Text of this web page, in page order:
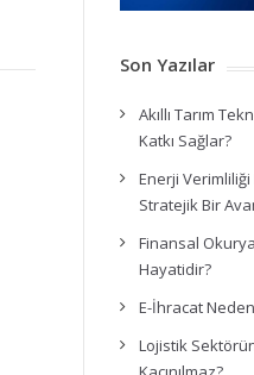
Son Yazılar
Akıllı Tarım
Katkı Sağlar?
Enerji
Stratejik Bir
Finansal
Hayatidir?
E-İhracat Neden
Lojistik